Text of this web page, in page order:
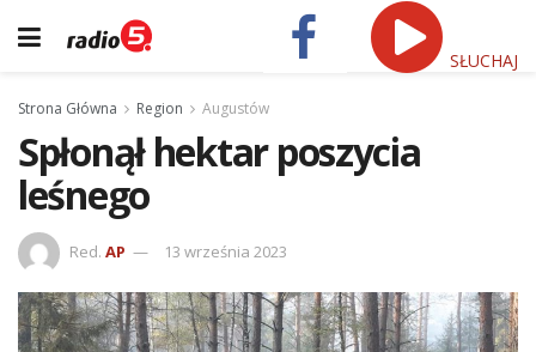
SŁUCHAJ
Strona Główna Region Augustów
Spłonął hektar poszycia
leśnego
Red. AP 13 września 2023